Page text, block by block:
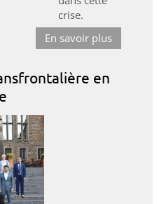
crise.
En savoir plus
en